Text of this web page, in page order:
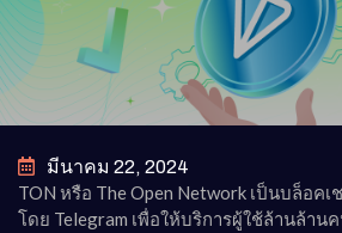
มีนาคม 22, 2024
TON หรือ The Open Network เป็นบล็อค
โดย Telegram เพื่อให้บริการผู้ใช้ล้านล้า